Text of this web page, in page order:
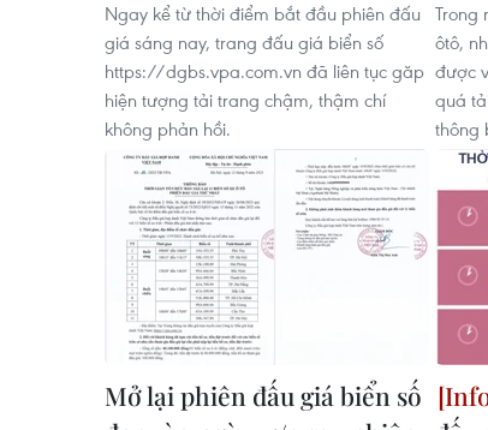
Ngay kể từ thời điểm bắt đầu phiên đấu
giá sáng nay, trang đấu giá biển số
https://dgbs.vpa.com.vn đã liên tục găp
hiện tượng tải trang chậm, thậm chí
không phản hồi.
Trong
ôtô,
được
quá
thông
Mở lại phiên đấu giá biển số